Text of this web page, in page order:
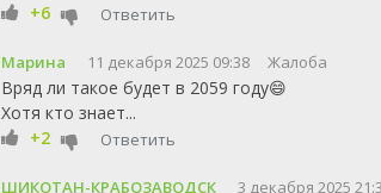
+6
Ответить
Марина 11 декабря 2025 09:38 Жалоба
Вряд ли такое будет в 2059 году😄
Хотя кто знает...
+2
Ответить
ШИКОТАН-КРАБОЗАВОДСК 3 декабря 2025